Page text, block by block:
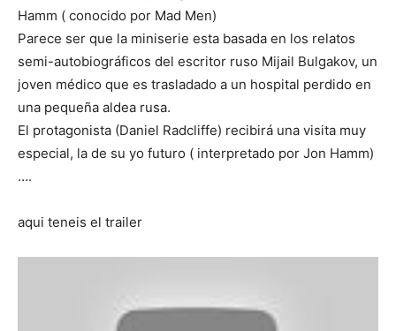
Hamm ( conocido por Mad Men)
Parece ser que la miniserie esta basada en los relatos
semi-autobiográficos del escritor ruso Mijail Bulgakov, un
joven médico que es trasladado a un hospital perdido en
una pequeña aldea rusa.
El protagonista (Daniel Radcliffe) recibirá una visita muy
especial, la de su yo futuro ( interpretado por Jon Hamm)
….
aqui teneis el trailer